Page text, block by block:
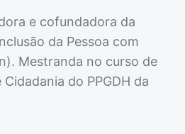
e cofundadora da
da Pessoa com
Mestranda no curso de
do PPGDH da